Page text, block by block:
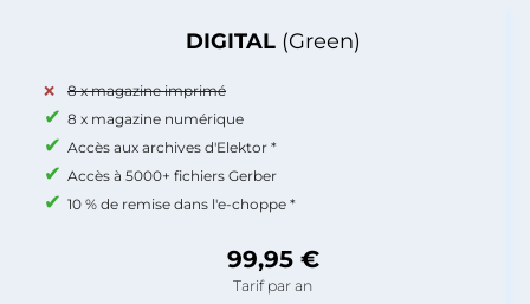
DIGITAL (Green)
8 x magazine imprimé
8 x magazine numérique
Accès aux archives d'Elektor *
Accès à 5000+ fichiers Gerber
10 % de remise dans l'e-choppe *
99,95 €
Tarif par an